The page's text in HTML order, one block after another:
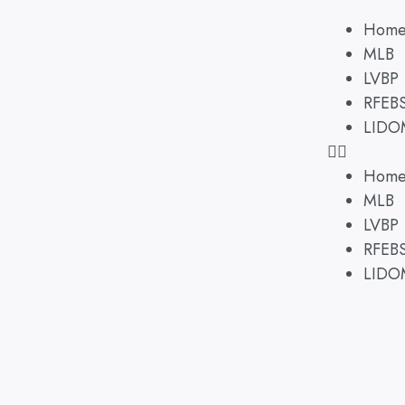
Home
MLB
LVBP
Home
MLB
LVBP